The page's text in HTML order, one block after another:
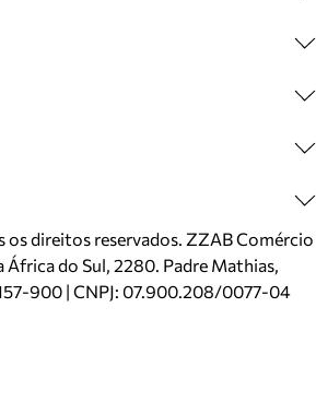
os direitos reservados. ZZAB Comércio
África do Sul, 2280. Padre Mathias,
900 | CNPJ: 07.900.208/0077-04